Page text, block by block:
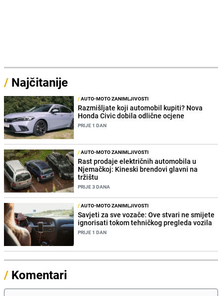
/ Najčitanije
/AUTO-MOTO ZANIMLJIVOSTI
Razmišljate koji automobil kupiti? Nova
Honda Civic dobila odlične ocjene
PRIJE 1 DAN
/AUTO-MOTO ZANIMLJIVOSTI
Rast prodaje električnih automobila u
Njemačkoj: Kineski brendovi glavni na
tržištu
PRIJE 3 DANA
/AUTO-MOTO ZANIMLJIVOSTI
Savjeti za sve vozače: Ove stvari ne smijete
ignorisati tokom tehničkog pregleda vozila
PRIJE 1 DAN
/ Komentari